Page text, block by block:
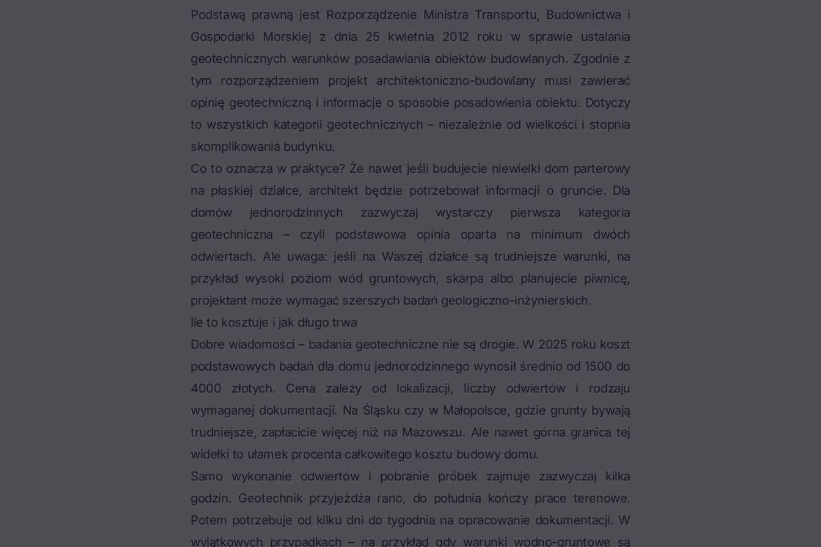
Podstawą prawną jest Rozporządzenie Ministra Transportu, Budownictwa i
Gospodarki Morskiej z dnia 25 kwietnia 2012 roku w sprawie ustalania
geotechnicznych warunków posadawiania obiektów budowlanych. Zgodnie z
tym rozporządzeniem projekt architektoniczno-budowlany musi zawierać
opinię geotechniczną i informacje o sposobie posadowienia obiektu. Dotyczy
to wszystkich kategorii geotechnicznych – niezależnie od wielkości i stopnia
skomplikowania budynku.
Co to oznacza w praktyce? Że nawet jeśli budujecie niewielki dom parterowy
na płaskiej działce, architekt będzie potrzebował informacji o gruncie. Dla
domów jednorodzinnych zazwyczaj wystarczy pierwsza kategoria
geotechniczna – czyli podstawowa opinia oparta na minimum dwóch
odwiertach. Ale uwaga: jeśli na Waszej działce są trudniejsze warunki, na
przykład wysoki poziom wód gruntowych, skarpa albo planujecie piwnicę,
projektant może wymagać szerszych badań geologiczno-inżynierskich.
Ile to kosztuje i jak długo trwa
Dobre wiadomości – badania geotechniczne nie są drogie. W 2025 roku koszt
podstawowych badań dla domu jednorodzinnego wynosił średnio od 1500 do
4000 złotych. Cena zależy od lokalizacji, liczby odwiertów i rodzaju
wymaganej dokumentacji. Na Śląsku czy w Małopolsce, gdzie grunty bywają
trudniejsze, zapłacicie więcej niż na Mazowszu. Ale nawet górna granica tej
widełki to ułamek procenta całkowitego kosztu budowy domu.
Samo wykonanie odwiertów i pobranie próbek zajmuje zazwyczaj kilka
godzin. Geotechnik przyjeżdża rano, do południa kończy prace terenowe.
Potem potrzebuje od kilku dni do tygodnia na opracowanie dokumentacji. W
wyjątkowych przypadkach – na przykład gdy warunki wodno-gruntowe są